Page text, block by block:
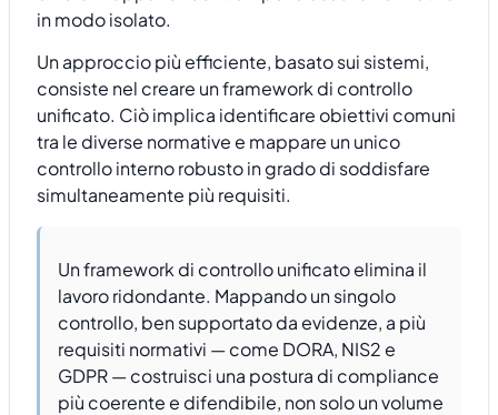
in modo isolato.
Un approccio più efficiente, basato sui sistemi,
consiste nel creare un framework di controllo
unificato. Ciò implica identificare obiettivi comuni
tra le diverse normative e mappare un unico
controllo interno robusto in grado di soddisfare
simultaneamente più requisiti.
Un framework di controllo unificato elimina il
lavoro ridondante. Mappando un singolo
controllo, ben supportato da evidenze, a più
requisiti normativi — come DORA, NIS2 e
GDPR — costruisci una postura di compliance
più coerente e difendibile, non solo un volume